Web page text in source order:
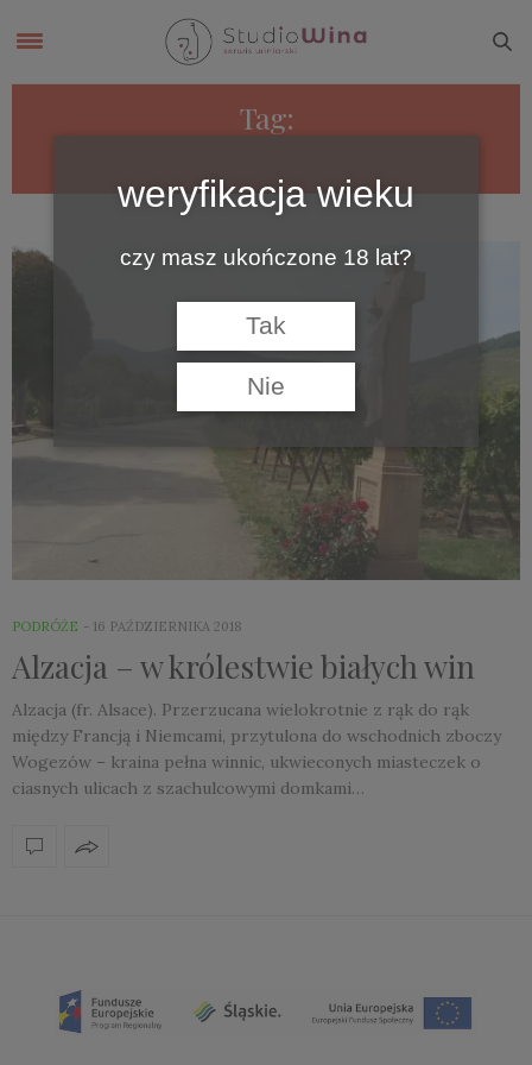
Tag:
PODRÓŻE 16 PAŹDZIERNIKA 2018
Alzacja – w królestwie białych win
Alzacja (fr. Alsace). Przerzucana wielokrotnie z rąk do rąk
między Francją i Niemcami, przytulona do wschodnich zboczy
Wogezów – kraina pełna winnic, ukwieconych miasteczek o
ciasnych ulicach z szachulcowymi domkami…
weryfikacja wieku
czy masz ukończone 18 lat?
Tak
Nie